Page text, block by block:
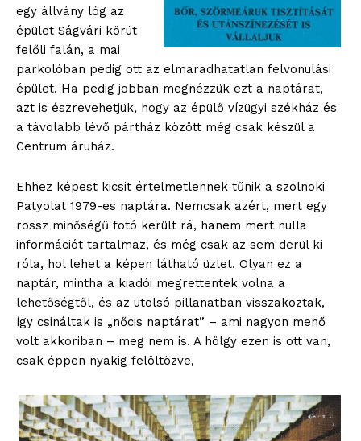
egy állvány lóg az
épület Ságvári körút
felőli falán, a mai
parkolóban pedig ott az elmaradhatatlan felvonulási
épület. Ha pedig jobban megnézzük ezt a naptárat,
azt is észrevehetjük, hogy az épülő vízügyi székház és
a távolabb lévő pártház között még csak készül a
Centrum áruház.
Ehhez képest kicsit értelmetlennek tűnik a szolnoki
Patyolat 1979-es naptára. Nemcsak azért, mert egy
rossz minőségű fotó került rá, hanem mert nulla
információt tartalmaz, és még csak az sem derül ki
róla, hol lehet a képen látható üzlet. Olyan ez a
naptár, mintha a kiadói megrettentek volna a
lehetőségtől, és az utolsó pillanatban visszakoztak,
így csináltak is „nőcis naptárat” – ami nagyon menő
volt akkoriban – meg nem is. A hölgy ezen is ott van,
csak éppen nyakig felöltözve,